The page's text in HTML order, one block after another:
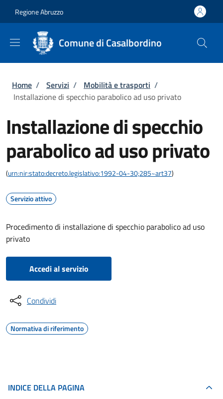
Regione Abruzzo
Comune di Casalbordino
Briciole di pane
Home / Servizi / Mobilità e trasporti /
Installazione di specchio parabolico ad uso privato
Installazione di specchio
parabolico ad uso privato
(urn:nir:stato:decreto.legislativo:1992-04-30;285~art37)
Servizio attivo
Procedimento di installazione di specchio parabolico ad uso
privato
Accedi al servizio
Condividi
Normativa di riferimento
INDICE DELLA PAGINA